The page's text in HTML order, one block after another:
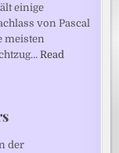
einige
von Pascal
meisten
Read
der